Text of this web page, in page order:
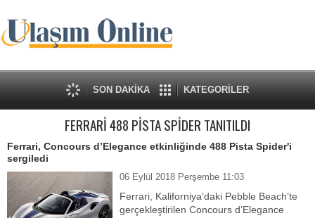
SON DAKİKA KATEGORİLER
FERRARİ 488 PİSTA SPİDER TANITILDI
Ferrari, Concours d’Elegance etkinliğinde 488 Pista Spider'i
sergiledi
06 Eylül 2018 Perşembe 11:03
Ferrari, Kaliforniya’daki Pebble Beach’te
gerçekleştirilen Concours d’Elegance